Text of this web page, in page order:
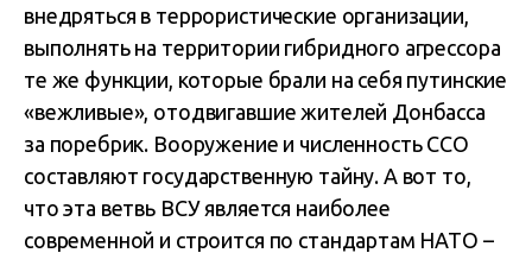
внедряться в террористические организации,
выполнять на территории гибридного агрессора
те же функции, которые брали на себя путинские
«вежливые», отодвигавшие жителей Донбасса
за поребрик. Вооружение и численность ССО
составляют государственную тайну. А вот то,
что эта ветвь ВСУ является наиболее
современной и строится по стандартам НАТО –